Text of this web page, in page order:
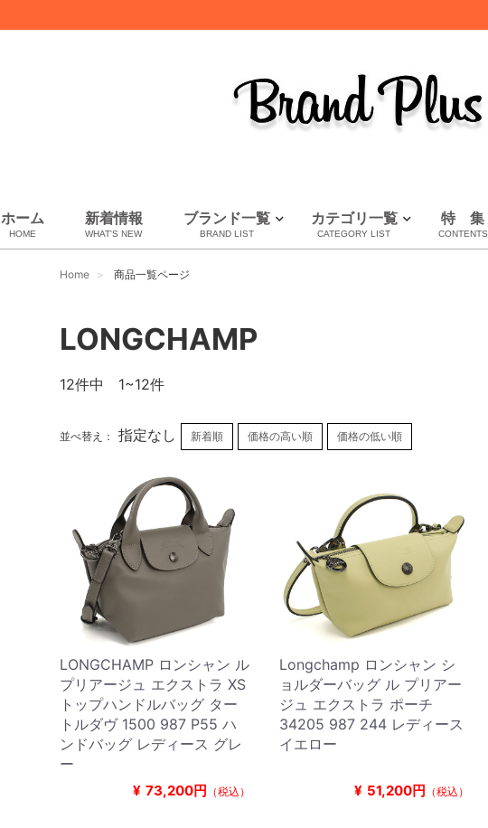
ホーム
HOME
新着情報
WHAT'S NEW
ブランド一覧
BRAND LIST
ルイヴィトン
エルメス
シャネル
全てのブランドを見る
カテゴリ一覧
CATEGORY LIST
スカーフ・マフラー
コート、上着
ギフトラッピング
USED Hermès
USED other
USED CHANEL
バッグ＆ポーチ
アロマ＆フレグランス
特 集
CONTENTS
Home 商品一覧ページ
LONGCHAMP
12件中 1~12件
並べ替え： 指定なし 新着順 価格の高い順 価格の低い順
LONGCHAMP ロンシャン ル
プリアージュ エクストラ XS
トップハンドルバッグ ター
トルダヴ 1500 987 P55 ハ
ンドバッグ レディース グレ
ー
¥ 73,200円 （税込）
Longchamp ロンシャン シ
ョルダーバッグ ル プリアー
ジュ エクストラ ポーチ
34205 987 244 レディース
イエロー
¥ 51,200円 （税込）